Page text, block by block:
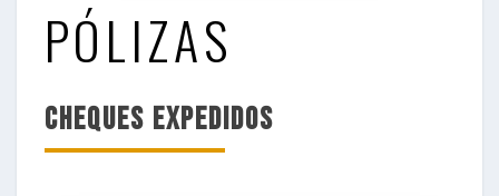
PÓLIZAS
CHEQUES EXPEDIDOS